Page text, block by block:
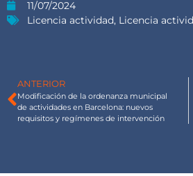
11/07/2024
Licencia actividad, Licencia
ANTERIOR
Modificación de la ordenanza municipal
de actividades en Barcelona: nuevos
requisitos y regímenes de intervención